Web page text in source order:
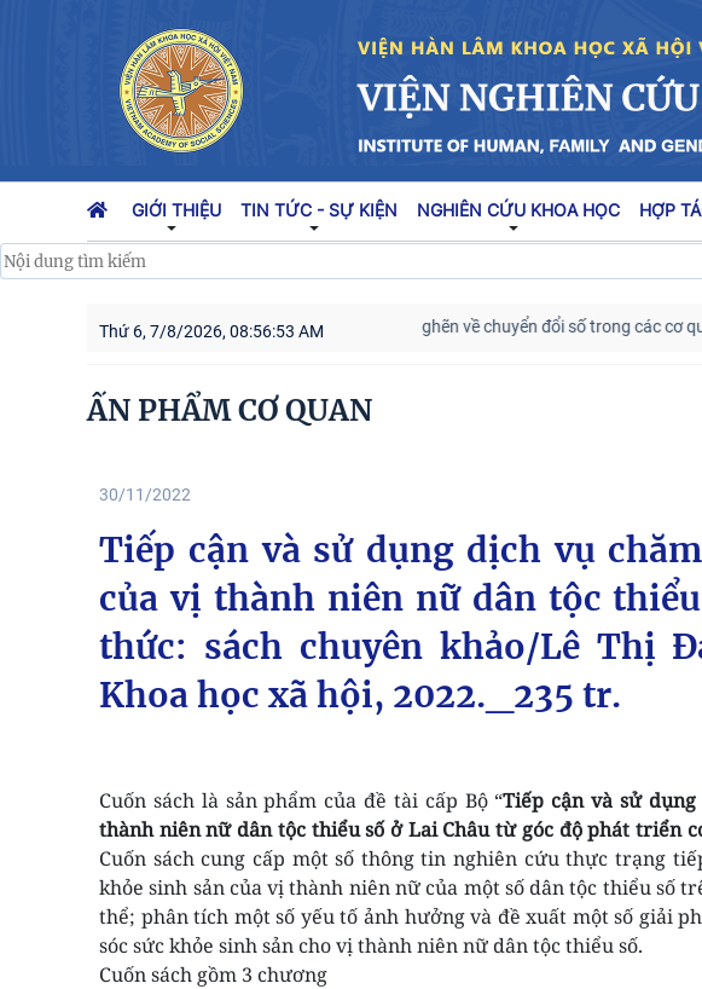
GIỚI THIỆU TIN TỨC - SỰ KIỆN NGHIÊN CỨU KHOA HỌC HỢP
Thứ 6, 7/8/2026, 08:56:54 AM
hành động 100 ngày tập trung xử lý các điểm nghẽn về chuyển đổi số trong các cơ quan
ẤN PHẨM CƠ QUAN
30/11/2022
Tiếp cận và sử dụng dịch vụ
của vị thành niên nữ dân tộc
thức: sách chuyên khảo/Lê Thị
Khoa học xã hội, 2022._235 tr.
Cuốn sách là sản phẩm của đề tài cấp Bộ “Tiếp cận và sử
thành niên nữ dân tộc thiểu số ở Lai Châu từ góc độ phát triển
Cuốn sách cung cấp một số thông tin nghiên cứu thực trạng
khỏe sinh sản của vị thành niên nữ của một số dân tộc thiểu số
thể; phân tích một số yếu tố ảnh hưởng và đề xuất một số giải
sóc sức khỏe sinh sản cho vị thành niên nữ dân tộc thiểu số.
Cuốn sách gồm 3 chương